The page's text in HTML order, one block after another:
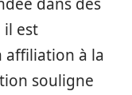
il est
affiliation à la
souligne